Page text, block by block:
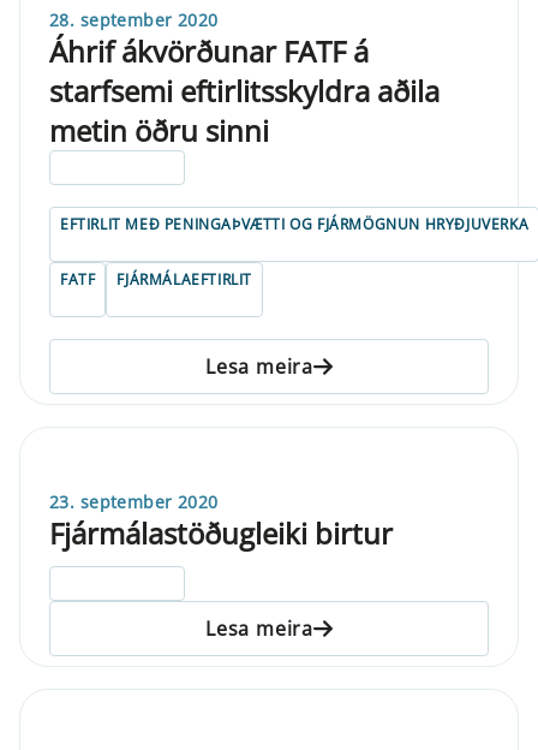
28. september 2020
Áhrif ákvörðunar FATF á
starfsemi eftirlitsskyldra aðila
metin öðru sinni
EFTIRLIT MEÐ PENINGAÞVÆTTI OG FJÁRMÖGNUN HRYÐJUVERKA
FATF FJÁRMÁLAEFTIRLIT
Lesa meira
23. september 2020
Fjármálastöðugleiki birtur
Lesa meira